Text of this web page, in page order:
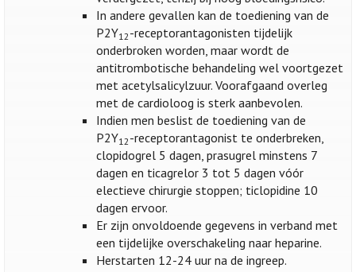
In andere gevallen kan de toediening van de
P2Y12-receptorantagonisten tijdelijk
onderbroken worden, maar wordt de
antitrombotische behandeling wel voortgezet
met acetylsalicylzuur. Voorafgaand overleg
met de cardioloog is sterk aanbevolen.
Indien men beslist de toediening van de
P2Y12-receptorantagonist te onderbreken,
clopidogrel 5 dagen, prasugrel minstens 7
dagen en ticagrelor 3 tot 5 dagen vóór
electieve chirurgie stoppen; ticlopidine 10
dagen ervoor.
Er zijn onvoldoende gegevens in verband met
een tijdelijke overschakeling naar heparine.
Herstarten 12-24 uur na de ingreep.